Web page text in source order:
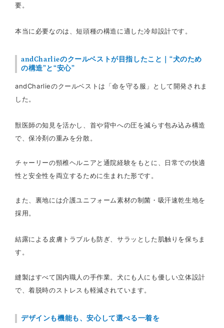
要。
本当に必要なのは、短頭種の構造に適した冷却設計です。
andCharlieのクールベストが目指したこと｜“犬のため
の構造”と“安心”
andCharlieのクールベストは「命を守る服」として開発されま
した。
獣医師の知見を活かし、首や背中への圧を減らす包み込み構造
で、保冷剤の重みを分散。
チャーリーの頸椎ヘルニアと通院経験をもとに、日常での快適
性と安全性を両立するために生まれた形です。
また、裏地には介護ユニフォーム素材の制菌・吸汗速乾生地を
採用。
結露による皮膚トラブルも防ぎ、サラッとした肌触りを保ちま
す。
縫製はすべて国内職人の手作業。犬にも人にも優しい立体設計
で、着脱時のストレスも軽減されています。
デザインも機能も、安心して選べる一着を